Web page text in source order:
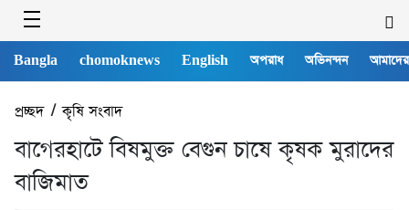
Bangla chomoknews English অপরাধ অভিনন্দন
প্রচ্ছদ/কৃষি সংবাদ
বাগেরহাটে বিষমুক্ত বেগুন চাষে কৃষক মুরাদের
বাজিমাত